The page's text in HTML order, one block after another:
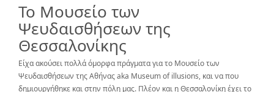
Το Μουσείο των
Ψευδαισθήσεων της
Θεσσαλονίκης
Είχα ακούσει πολλά όμορφα πράγματα για το Μουσείο των
Ψευδαισθήσεων της Αθήνας aka Museum of illusions, και να που
δημιουργήθηκε και στην πόλη μας. Πλέον και η Θεσσαλονίκη έχει το